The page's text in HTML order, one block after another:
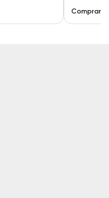
Comprar: